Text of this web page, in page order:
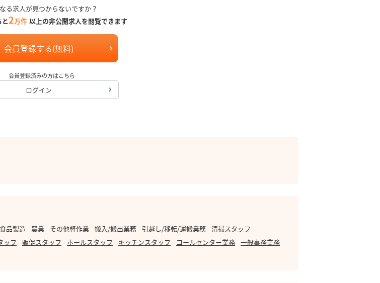
る求人が見つからないですか？
2万件 以上の非公開求人を閲覧できます
会員登録する(無料)
会員登録済みの方はこちら
ログイン
食品製造 農業 その他軽作業 搬入/搬出業務 引越し/移転/運搬業務 清掃スタッフ
ッフ 販促スタッフ ホールスタッフ キッチンスタッフ コールセンター業務 一般事務業務